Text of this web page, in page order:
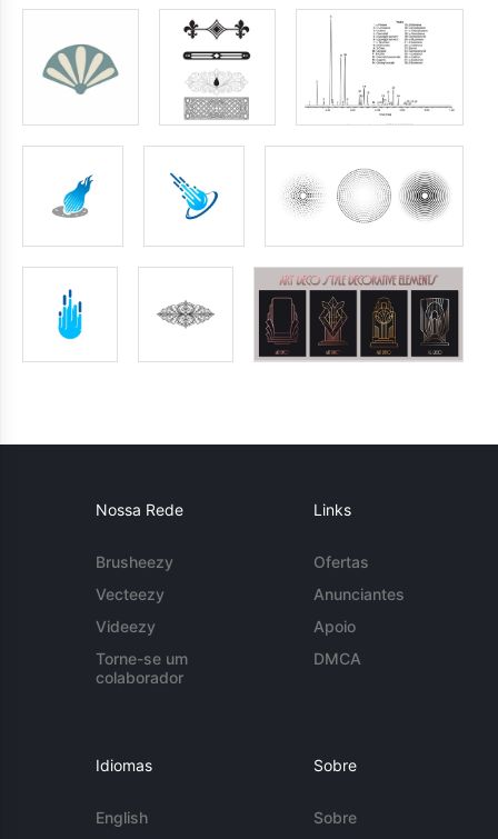
Nossa Rede
Brusheezy
Vecteezy
Videezy
Torne-se um
colaborador
Links
Ofertas
Anunciantes
Apoio
DMCA
Idiomas
English
Sobre
Sobre